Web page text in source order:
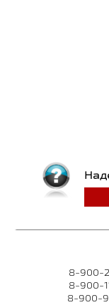
8-900-
8-900-
8-900-